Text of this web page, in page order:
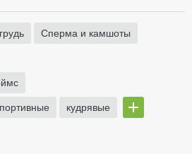
Сперма и камшоты
кудрявые